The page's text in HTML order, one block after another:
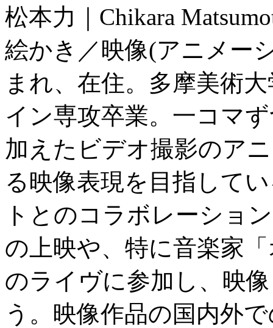
松本力｜Chikara
絵かき／映像(アニメー
まれ、在住。多摩美術
イン専攻卒業。一コマ
加えたビデオ撮影のア
る映像表現を目指して
トとのコラボレーショ
の上映や、特に音楽家
のライヴに参加し、映
う。映像作品の国内外